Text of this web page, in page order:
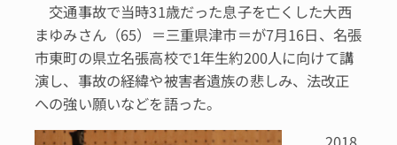
交通事故で当時31歳だった息子を亡くした大西
まゆみさん（65）＝三重県津市＝が7月16日、名張
市東町の県立名張高校で1年生約200人に向けて講
演し、事故の経緯や被害者遺族の悲しみ、法改正
への強い願いなどを語った。